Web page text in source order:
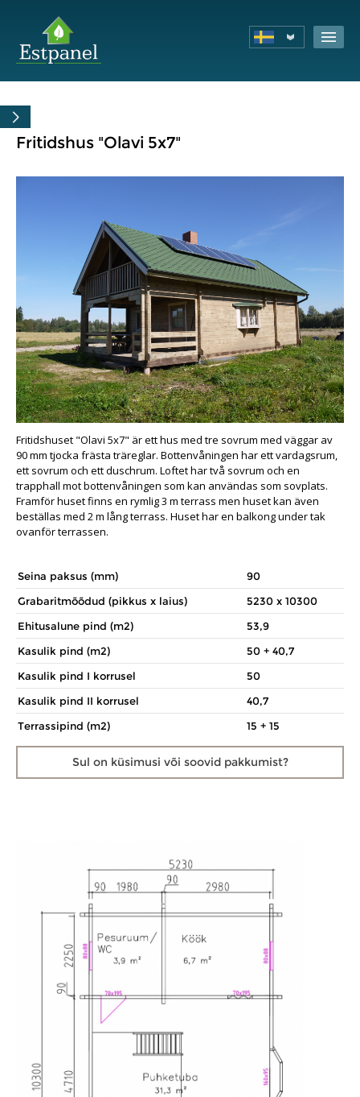
Fritidshus "Olavi 5x7"
Fritidshuset "Olavi 5x7" är ett hus med tre sovrum med väggar av
90 mm tjocka frästa träreglar. Bottenvåningen har ett vardagsrum,
ett sovrum och ett duschrum. Loftet har två sovrum och en
trapphall mot bottenvåningen som kan användas som sovplats.
Framför huset finns en rymlig 3 m terrass men huset kan även
beställas med 2 m lång terrass. Huset har en balkong under tak
ovanför terrassen.
Seina paksus (mm)
90
Grabaritmõõdud (pikkus x laius)
5230 x 10300
Ehitusalune pind (m2)
53,9
Kasulik pind (m2)
50 + 40,7
Kasulik pind I korrusel
50
Kasulik pind II korrusel
40,7
Terrassipind (m2)
15 + 15
Sul on küsimusi või soovid pakkumist?